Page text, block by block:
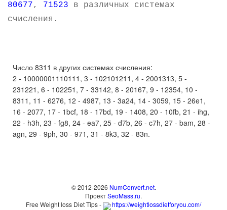
80677, 71523 в различных системах
счисления.
Число 8311 в других системах счисления:
2 - 10000001110111, 3 - 102101211, 4 - 2001313, 5 -
231221, 6 - 102251, 7 - 33142, 8 - 20167, 9 - 12354, 10 -
8311, 11 - 6276, 12 - 4987, 13 - 3a24, 14 - 3059, 15 - 26e1,
16 - 2077, 17 - 1bcf, 18 - 17bd, 19 - 1408, 20 - 10fb, 21 - ihg,
22 - h3h, 23 - fg8, 24 - ea7, 25 - d7b, 26 - c7h, 27 - bam, 28 -
agn, 29 - 9ph, 30 - 971, 31 - 8k3, 32 - 83n.
© 2012-2026 NumConvert.net.
ПроектSeoMass.ru.
Free Weight loss Diet Tips -
https://weightlossdietforyou.com/